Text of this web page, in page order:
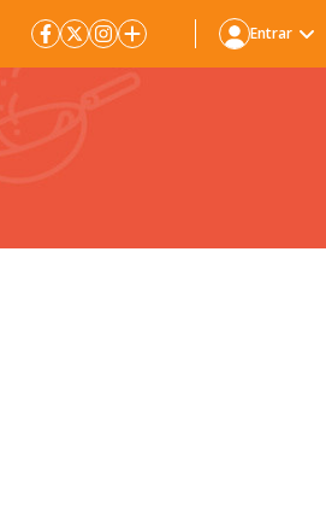
Entrar